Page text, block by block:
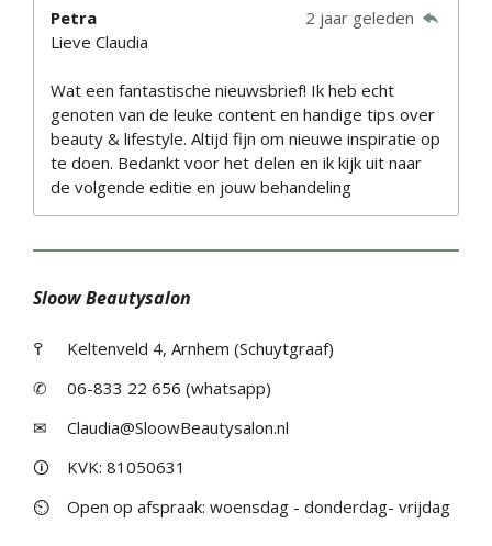
Petra
2 jaar geleden
Lieve Claudia
Wat een fantastische nieuwsbrief! Ik heb echt
genoten van de leuke content en handige tips over
beauty & lifestyle. Altijd fijn om nieuwe inspiratie op
te doen. Bedankt voor het delen en ik kijk uit naar
de volgende editie en jouw behandeling
Sloow Beautysalon
߉
Keltenveld 4, Arnhem (Schuytgraaf)
✆
06-833 22 656 (whatsapp)
✉
Claudia@SloowBeautysalon.nl
🛈
KVK: 81050631
⏲
Open op afspraak: woensdag - donderdag- vrijdag